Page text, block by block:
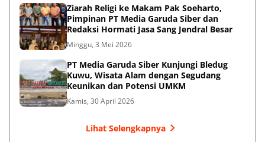
Ziarah Religi ke Makam Pak Soeharto,
Pimpinan PT Media Garuda Siber dan
Redaksi Hormati Jasa Sang Jendral Besar
Minggu, 3 Mei 2026
PT Media Garuda Siber Kunjungi Bledug
Kuwu, Wisata Alam dengan Segudang
Keunikan dan Potensi UMKM
Kamis, 30 April 2026
Lihat Selengkapnya